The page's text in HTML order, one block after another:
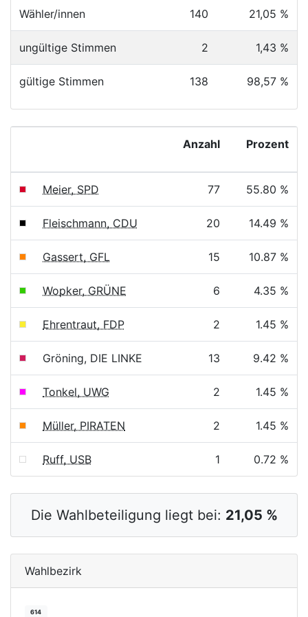
Wähler/innen 140 21,05 %
ungültige Stimmen 2 1,43 %
gültige Stimmen 138 98,57 %
Anzahl Prozent
Meier, SPD 77 55.80 %
Fleischmann, CDU 20 14.49 %
Gassert, GFL 15 10.87 %
Wopker, GRÜNE 6 4.35 %
Ehrentraut, FDP 2 1.45 %
Gröning, DIE LINKE 13 9.42 %
Tonkel, UWG 2 1.45 %
Müller, PIRATEN 2 1.45 %
Ruff, USB 1 0.72 %
Die Wahlbeteiligung liegt bei: 21,05 %
Wahlbezirk
614